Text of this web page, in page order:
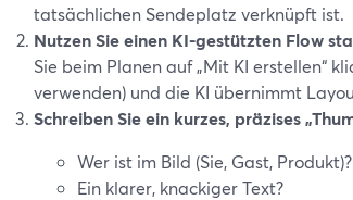
tatsächlichen Sendeplatz verknüpft ist.
Nutzen Sie einen KI-gestützten Flow
Sie beim Planen auf „Mit KI erstellen“
verwenden) und die KI übernimmt
Schreiben Sie ein kurzes, präzises
Wer ist im Bild (Sie, Gast, Produkt)?
Ein klarer, knackiger Text?